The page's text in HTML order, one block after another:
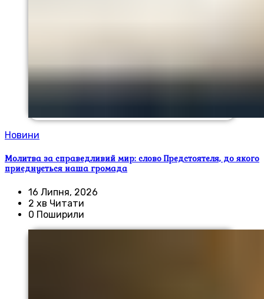
Новини
Молитва за справедливий мир: слово Предстоятеля, до якого
приєднується наша громада
16 Липня, 2026
2 хв Читати
0 Поширили